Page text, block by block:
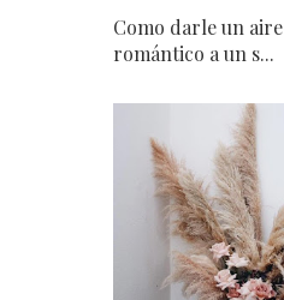
Como darle un aire
romántico a un s...